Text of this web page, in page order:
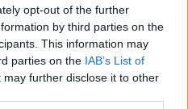
opt-out of the further
by third parties on the
This information may
parties on the IAB’s List of
may further disclose it to other
ύψους 240 εκατ. ευρώ
να οδηγήσει σε